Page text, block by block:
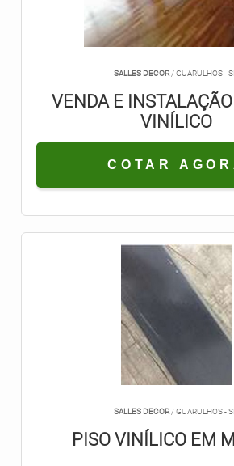
SALLES DECOR / GUARULHOS -
VENDA E
VINÍLICO
COTAR
SALLES DECOR / GUARULHOS -
PISO VINÍLICO EM